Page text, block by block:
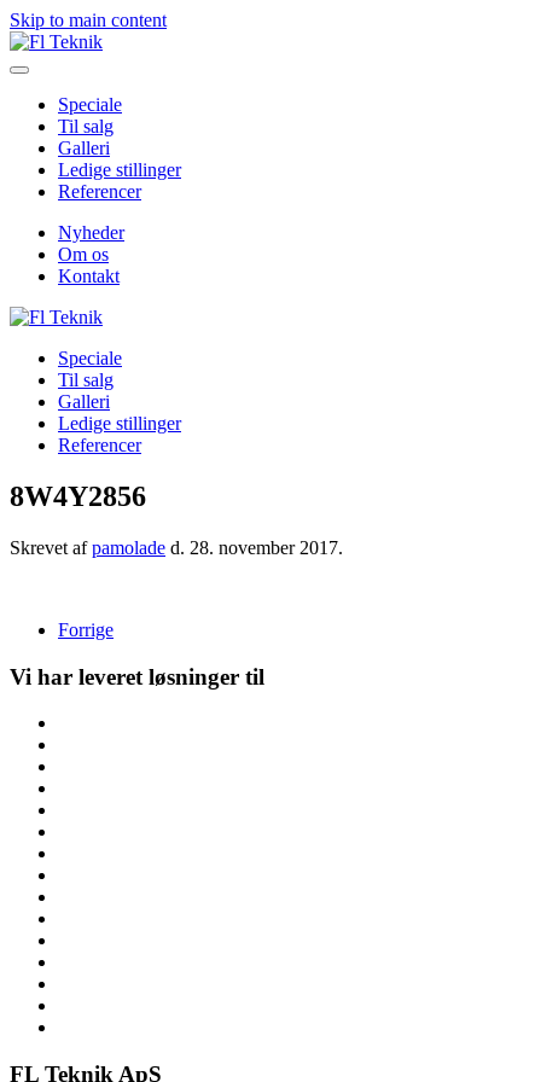
Skip to main content
Speciale
Til salg
Galleri
Ledige stillinger
Referencer
Nyheder
Om os
Kontakt
Speciale
Til salg
Galleri
Ledige stillinger
Referencer
8W4Y2856
Skrevet afpamolade d. 28. november 2017.
Forrige
Vi har leveret løsninger til
FL Teknik ApS